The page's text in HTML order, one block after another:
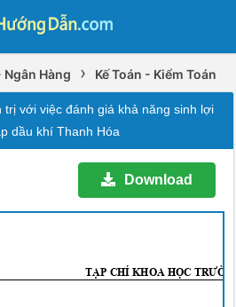
Ngân Hàng › Kế Toán - Kiểm Toán
với việc đánh giá khả năng sinh lợi
dầu khí Thanh Hóa
Download
TẠP CHÍ KHOA HỌC